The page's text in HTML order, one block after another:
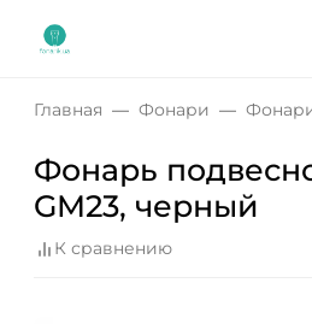
Главная Фонари
Фонарь
GM23, черный
К сравнению